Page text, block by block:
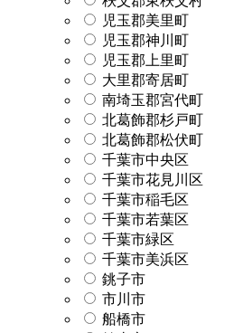
児玉郡美里町
児玉郡神川町
児玉郡上里町
大里郡寄居町
南埼玉郡宮代町
北葛飾郡杉戸町
北葛飾郡松伏町
千葉市中央区
千葉市花見川区
千葉市稲毛区
千葉市若葉区
千葉市緑区
千葉市美浜区
銚子市
市川市
船橋市